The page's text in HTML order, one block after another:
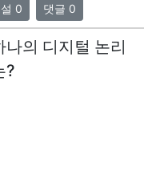
0 댓글 0
의 디지털 논리
?